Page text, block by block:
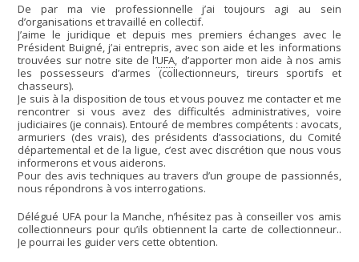
De par ma vie professionnelle j’ai toujours agi au sein
d’organisations et travaillé en collectif.
J’aime le juridique et depuis mes premiers échanges avec le
Président Buigné, j’ai entrepris, avec son aide et les informations
trouvées sur notre site de l’UFA, d’apporter mon aide à nos amis
les possesseurs d’armes (collectionneurs, tireurs sportifs et
chasseurs).
Je suis à la disposition de tous et vous pouvez me contacter et me
rencontrer si vous avez des difficultés administratives, voire
judiciaires (je connais). Entouré de membres compétents : avocats,
armuriers (des vrais), des présidents d’associations, du Comité
départemental et de la ligue, c’est avec discrétion que nous vous
informerons et vous aiderons.
Pour des avis techniques au travers d’un groupe de passionnés,
nous répondrons à vos interrogations.
Délégué UFA pour la Manche, n’hésitez pas à conseiller vos amis
collectionneurs pour qu’ils obtiennent la carte de collectionneur..
Je pourrai les guider vers cette obtention.